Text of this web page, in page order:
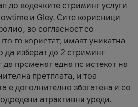
до водечките стриминг услуги
и Gley. Сите корисници
во согласност со
го користат, имаат уникатна
да изберат до 2 стриминг
променат една по истекот на
претплата, и тоа
е дополнително збогатена и со
атрактивни уреди.